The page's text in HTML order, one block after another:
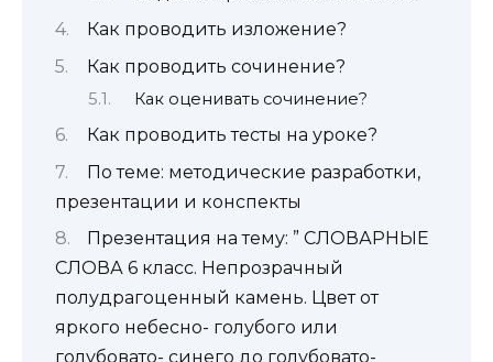
Как проводить изложение?
Как проводить сочинение?
Как оценивать сочинение?
Как проводить тесты на уроке?
По теме: методические разработки,
презентации и конспекты
Презентация на тему: ” СЛОВАРНЫЕ
СЛОВА 6 класс. Непрозрачный
полудрагоценный камень. Цвет от
яркого небесно- голубого или
голубовато- синего до голубовато-